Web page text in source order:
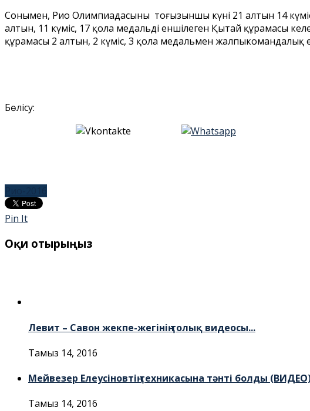
Сонымен, Рио Олимпиадасының тоғызыншы күні 21 алтын 14
алтын, 11 күміс, 17 қола медальді еншілеген Қытай құрамасы
құрамасы 2 алтын, 2 күміс, 3 қола медальмен
Бөлісу:
Pin It
Оқи отырыңыз
Левит – Савон жекпе-жегінің толық видеосы...
Тамыз 14, 2016
Мейвезер Елеусіновтің техникасына тәнті болды
Тамыз 14, 2016